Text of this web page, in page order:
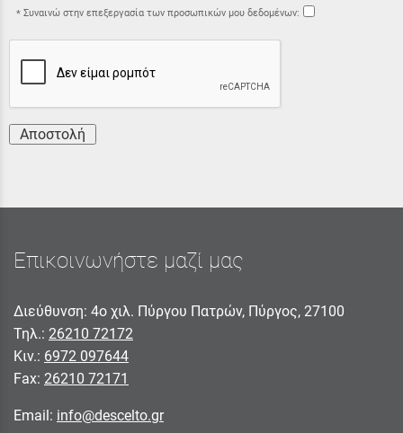
Συναινώ στην επεξεργασία των προσωπικών μου δεδομένων:
Αποστολή
Επικοινωνήστε μαζί μας
Διεύθυνση: 4ο χιλ. Πύργου Πατρών, Πύργος, 27100
Τηλ.: 26210 72172
Κιν.: 6972 097644
Fax: 26210 72171
Email: info@descelto.gr